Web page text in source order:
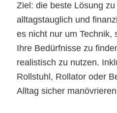
Ziel: die beste Lösung
alltagstauglich und
es nicht nur um Technik,
Ihre Bedürfnisse zu
realistisch zu nutzen.
Rollstuhl, Rollator oder
Alltag sicher